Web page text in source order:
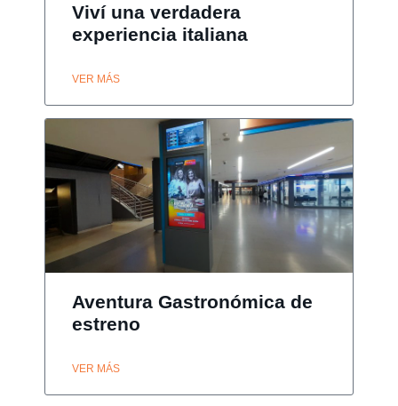
Viví una verdadera
experiencia italiana
VER MÁS
Aventura Gastronómica de
estreno
VER MÁS